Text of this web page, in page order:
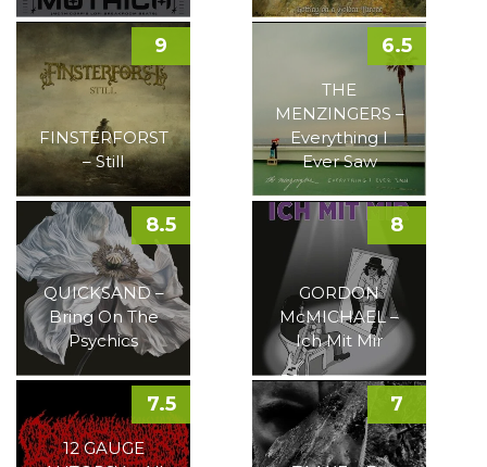
FINSTERFORST
– Still
9
THE
MENZINGERS –
Everything I
Ever Saw
6.5
QUICKSAND –
Bring On The
Psychics
8.5
GORDON
McMICHAEL –
Ich Mit Mir
8
12 GAUGE
7.5 7